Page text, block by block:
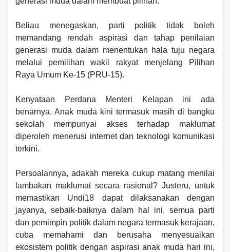
Beliau menegaskan, parti politik tidak boleh
memandang rendah aspirasi dan tahap penilaian
generasi muda dalam menentukan hala tuju negara
melalui pemilihan wakil rakyat menjelang Pilihan
Raya Umum Ke-15 (PRU-15).
Kenyataan Perdana Menteri Kelapan ini ada
benarnya. Anak muda kini termasuk masih di bangku
sekolah mempunyai akses terhadap maklumat
diperoleh menerusi internet dan teknologi komunikasi
terkini.
Persoalannya, adakah mereka cukup matang menilai
lambakan maklumat secara rasional? Justeru, untuk
memastikan Undi18 dapat dilaksanakan dengan
jayanya, sebaik-baiknya dalam hal ini, semua parti
dan pemimpin politik dalam negara termasuk kerajaan,
cuba memahami dan berusaha menyesuaikan
ekosistem politik dengan aspirasi anak muda hari ini,